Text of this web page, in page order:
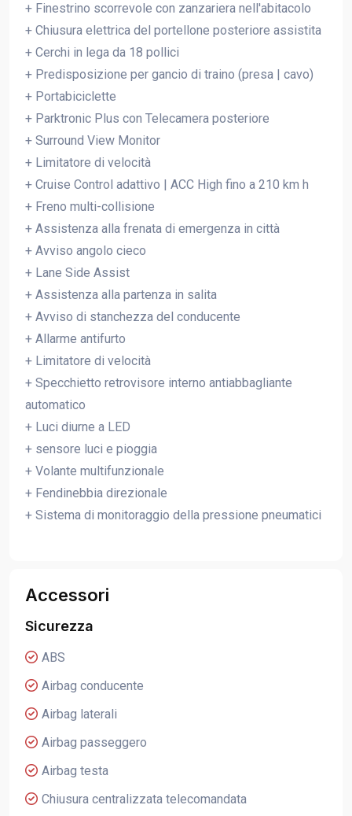
+ Finestrino scorrevole con zanzariera nell'abitacolo
+ Chiusura elettrica del portellone posteriore assistita
+ Cerchi in lega da 18 pollici
+ Predisposizione per gancio di traino (presa | cavo)
+ Portabiciclette
+ Parktronic Plus con Telecamera posteriore
+ Surround View Monitor
+ Limitatore di velocità
+ Cruise Control adattivo | ACC High fino a 210 km h
+ Freno multi-collisione
+ Assistenza alla frenata di emergenza in città
+ Avviso angolo cieco
+ Lane Side Assist
+ Assistenza alla partenza in salita
+ Avviso di stanchezza del conducente
+ Allarme antifurto
+ Limitatore di velocità
+ Specchietto retrovisore interno antiabbagliante
automatico
+ Luci diurne a LED
+ sensore luci e pioggia
+ Volante multifunzionale
+ Fendinebbia direzionale
+ Sistema di monitoraggio della pressione pneumatici
Accessori
Sicurezza
ABS
Airbag conducente
Airbag laterali
Airbag passeggero
Airbag testa
Chiusura centralizzata telecomandata